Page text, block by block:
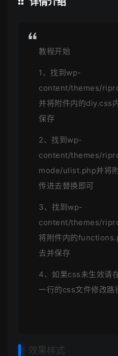
教程开始
1、找到wp-
content/themes/
并将附件内的diy.css
保存
2、找到wp-
content/themes/
mode/ulist.php并将
传进去替换即可
3、找到wp-
content/themes/
将附件内的
去并保存
4、如果css未生效请
一行的css文件修改路
效果样式